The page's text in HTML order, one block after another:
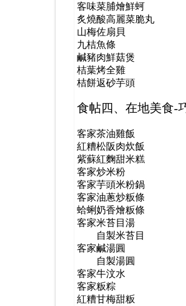
客味菜脯燴鮮蚵
炙燒酸高麗菜脆丸
山梅佐扇貝
九桔魚條
鹹豬肉鮮菇煲
桔葉烤全雞
桔餅返砂芋頭
食帖四、 在地美食-
客家茶油雞飯
紅糟松阪肉炊飯
紫蘇紅麴甜米糕
客家炒米粉
客家芋頭米粉鍋
客家油蔥炒粄條
蛤蜊奶香燴粄條
客家米苔目湯
自製米苔目
客家鹹湯圓
自製湯圓
客家牛汶水
客家粄粽
紅糟甘梅甜粄